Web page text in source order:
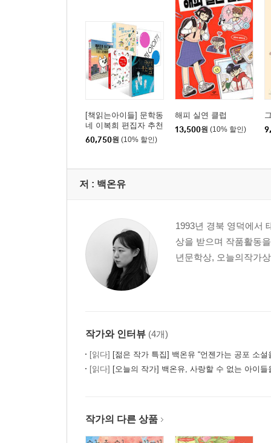
[책읽는아이들] 문학동
네 이복희 편집자 추천
초등 3~4학년 세트
60,750원 (10% 할인)
해피 실연 클럽
13,500원 (10% 할인)
저 : 백온유
1993년 경북 영덕에서
상을 받으며 작품활동
년문학상, 오늘의작가
작가와 인터뷰 (4개)
[읽다] [젊은 작가 특집] 백온유 “언젠가는 공포 소설을 제
[읽다] [오늘의 작가] 백온유, 사랑할 수 없는 아이들
작가의 다른 상품